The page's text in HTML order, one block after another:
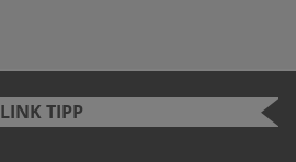
LINK TIPP